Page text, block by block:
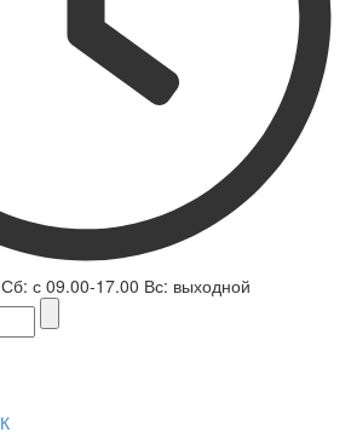
с 09.00-17.00 Вс: выходной